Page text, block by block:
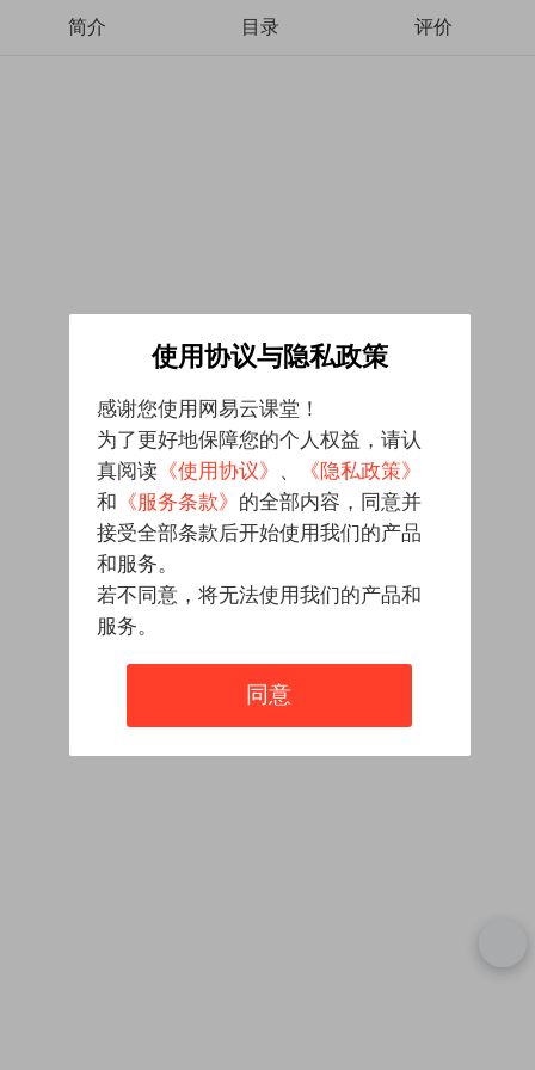
简介 目录 评价
使用协议与隐私政策
感谢您使用网易云课堂！
为了更好地保障您的个人权益，请认
真阅读 《使用协议》 、
《隐私政策》
和 《服务条款》 的全部内容，同意并
接受全部条款后开始使用我们的产品
和服务。
若不同意，将无法使用我们的产品和
服务。
同意